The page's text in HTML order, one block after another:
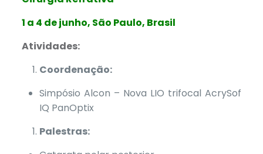
1 a 4 de junho, São Paulo, Brasil
Atividades:
Coordenação:
Simpósio Alcon – Nova LIO trifocal AcrySof
IQ PanOptix
Palestras: